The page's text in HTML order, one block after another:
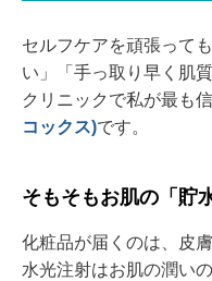
セルフケアを頑張って
い」「手っ取り早く肌
クリニックで私が最も
コックス)です。
そもそもお肌の「貯
化粧品が届くのは、皮
水光注射はお肌の潤い